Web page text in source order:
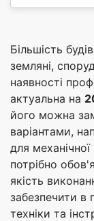
Більшість
земляні,
наявності
актуальна на
його можна
варіантами,
для
потрібно
якість
забезпечити
техніки та